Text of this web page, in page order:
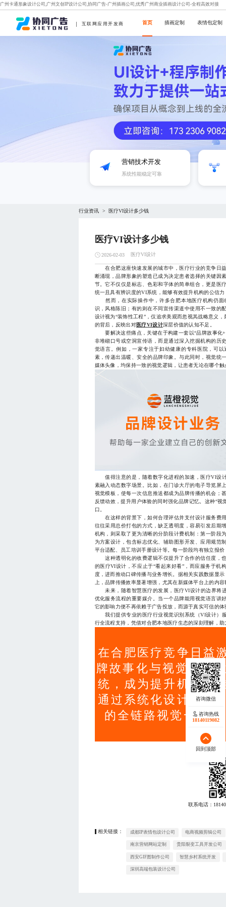
广州卡通形象设计公司,广州文创IP设计公司,协同广告-广州插画公司,优秀广州商业插画设计公司-全程高效对接
互联网应用开发商 首页 插画定制 表情包定制
营销技术开发
系统性能稳定可靠
行业资讯 > 医疗VI设计多少钱
医疗VI设计多少钱
2026-02-03 医疗VI设计
在合肥这座快速发展的城市中，医疗行业的竞争日
断涌现，品牌形象的塑造已成为决定患者选择的关键因
节。它不仅仅是标志、色彩和字体的简单组合，更是医
统一且具有辨识度的VI系统，能够有效提升机构的公信
然而，在实际操作中，许多合肥本地医疗机构仍面
识，风格陈旧；有的则在不同宣传渠道中使用不一致的
设计视为“装饰性工程”，仅追求美观而忽视其战略意义
的背后，反映出对医疗VI设计深层价值的认知不足。
要解决这些痛点，关键在于构建一套以“品牌故事化+
非堆砌口号或空洞宣传语，而是通过深入挖掘机构的历
觉语言。例如，一家专注于妇幼健康的专科医院，可
素，传递出温暖、安全的品牌印象。与此同时，视觉统
媒体头像，均保持一致的视觉逻辑，让患者无论在哪个
值得注意的是，随着数字化进程的加速，医疗VI设
素融入动态数字场景。比如，在门诊大厅的电子导览屏
视觉模板，使每一次信息推送都成为品牌传播的机会；
反馈动效，提升用户体验的同时强化品牌记忆。这种“
口。
在这样的背景下，如何合理评估并支付设计服务费
往往采用总价打包的方式，缺乏透明度，容易引发后期
机构，则采取了更为清晰的分阶段计费机制：第一阶段
为方案设计，包含标志优化、辅助图形开发、应用规范
平台适配、员工培训手册设计等。每一阶段均有独立报
这种透明化的收费逻辑不仅提升了合作的信任度，
的医疗VI设计，不应止于“看起来好看”，而应服务于
度，进而推动口碑传播与业务增长。据相关实践数据显
上，品牌传播效率显著增强，尤其在新媒体平台上的内
未来，随着智慧医疗的发展，医疗VI设计的边界将
优化服务流程的重要媒介。当一个品牌能用视觉语言讲
它的影响力便不再依赖于广告投放，而源于真实可信的体
我们提供专业的医疗行业视觉识别系统（VI设计）
行全流程支持，凭借对合肥本地医疗生态的深刻理解，
在合肥医疗竞争日益
牌故事化与视觉统一
统，成为提升机构公
通过系统化设计策略
的全链路视觉一致
联系电话：
相关链接： 成都IP表情包设计公司 电商视频剪辑公司
南京营销网站定制 贵阳裂变工具开发公司
西安GIF图制作公司 智慧乡村系统开发
深圳高端包装设计公司
咨询热线
18140119082
回到顶部